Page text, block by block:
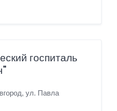
госпиталь
ул. Павла